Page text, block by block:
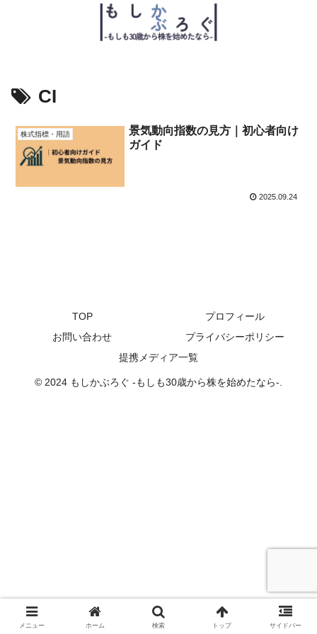
CI
株式指標・用語
景気動向指数の見方｜初心者向け
ガイド
2025.09.24
TOP
プロフィール
お問い合わせ
プライバシーポリシー
提携メディア一覧
© 2024 もしかぶろぐ -もしも30歳から株を始めたなら-.
メニュー ホーム 検索 トップ サイドバー